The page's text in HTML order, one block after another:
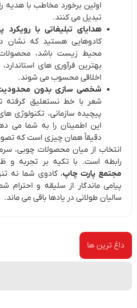
اولین برخورد مخاطب با هدیه
تبدیل می کنند.
هدایای تبلیغاتی با رویکرد
کادوهایی هستید که نشان
محیط زیست باشد،
بهترین فرآوری های
اخلاقی محسوب می شوند.
شخصی سازی بدون
شعر با خط نستعلیق گرفته
پیچیده سازمانی، تکنولوژی
این اطمینان را به شما می
دقیقاً همان چیزی است که
انتخاب از میان محصولات چوبی،
رابطه است. با تکیه بر تجربه و
مجتمع پارت چاپ، کادوی شما نه
پیامی ماندگار از سلیقه و احترام
سالیان طولانی در یادها باقی می ماند.
داغ ترین ها